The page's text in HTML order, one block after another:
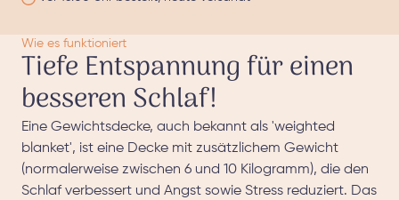
Wie es funktioniert
Tiefe Entspannung für einen
besseren Schlaf!
Eine Gewichtsdecke, auch bekannt als 'weighted
blanket', ist eine Decke mit zusätzlichem Gewicht
(normalerweise zwischen 6 und 10 Kilogramm), die den
Schlaf verbessert und Angst sowie Stress reduziert. Das